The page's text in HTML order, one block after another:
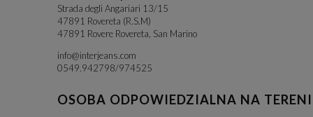
Strada degli Angariari 13/15
47891 Rovereta (R.S.M)
47891 Rovere Rovereta, San Marino
info@interjeans.com
0549.942798/974525
OSOBA ODPOWIEDZIALNA NA